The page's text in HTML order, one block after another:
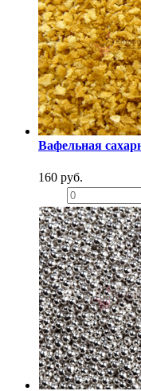
Вафельная
160 руб.